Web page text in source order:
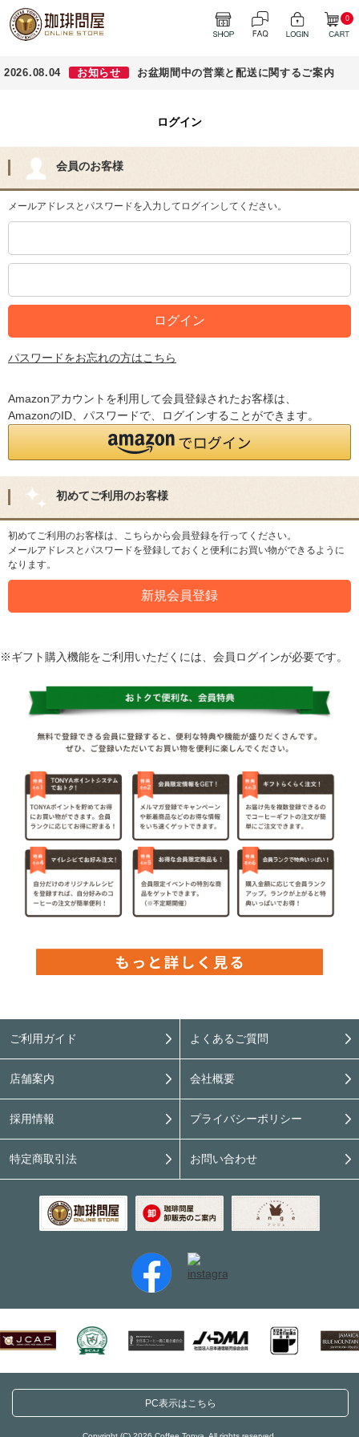
0
2026.08.04 お知らせ お盆期間中の営業と配送に関するご案内
ログイン
会員のお客様
メールアドレスとパスワードを入力してログインしてください。
パスワードをお忘れの方はこちら
Amazonアカウントを利用して会員登録されたお客様は、
AmazonのID、パスワードで、ログインすることができます。
初めてご利用のお客様
初めてご利用のお客様は、こちらから会員登録を行ってください。
メールアドレスとパスワードを登録しておくと便利にお買い物ができるように
なります。
※ギフト購入機能をご利用いただくには、会員ログインが必要です。
ご利用ガイド よくあるご質問
店舗案内 会社概要
採用情報 プライバシーポリシー
特定商取引法 お問い合わせ
PC表示はこちら